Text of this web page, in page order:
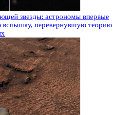
звезды: астрономы впервые
перевернувшую теорию